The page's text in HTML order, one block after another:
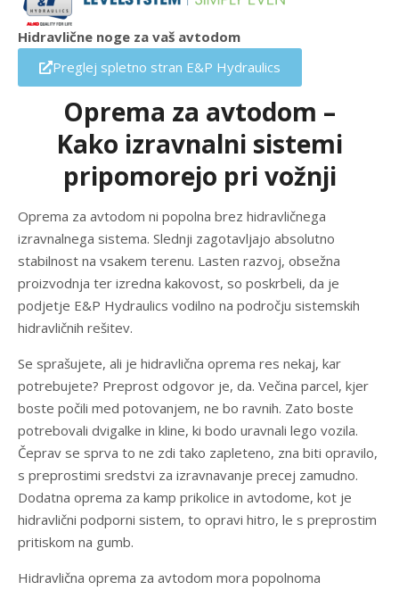
Hidravlične noge za vaš avtodom
Preglej spletno stran E&P Hydraulics
Oprema za avtodom –
Kako izravnalni sistemi
pripomorejo pri vožnji
Oprema za avtodom ni popolna brez hidravličnega
izravnalnega sistema. Slednji zagotavljajo absolutno
stabilnost na vsakem terenu. Lasten razvoj, obsežna
proizvodnja ter izredna kakovost, so poskrbeli, da je
podjetje E&P Hydraulics vodilno na področju sistemskih
hidravličnih rešitev.
Se sprašujete, ali je hidravlična oprema res nekaj, kar
potrebujete? Preprost odgovor je, da. Večina parcel, kjer
boste počili med potovanjem, ne bo ravnih. Zato boste
potrebovali dvigalke in kline, ki bodo uravnali lego vozila.
Čeprav se sprva to ne zdi tako zapleteno, zna biti opravilo,
s preprostimi sredstvi za izravnavanje precej zamudno.
Dodatna oprema za kamp prikolice in avtodome, kot je
hidravlični podporni sistem, to opravi hitro, le s preprostim
pritiskom na gumb.
Hidravlična oprema za avtodom mora popolnoma